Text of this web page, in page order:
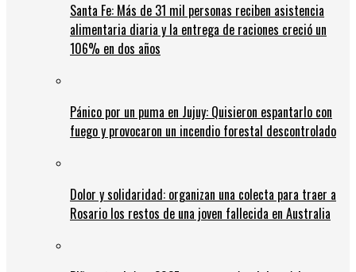
Santa Fe: Más de 31 mil personas reciben asistencia
alimentaria diaria y la entrega de raciones creció un
106% en dos años
Pánico por un puma en Jujuy: Quisieron espantarlo con
fuego y provocaron un incendio forestal descontrolado
Dolor y solidaridad: organizan una colecta para traer a
Rosario los restos de una joven fallecida en Australia